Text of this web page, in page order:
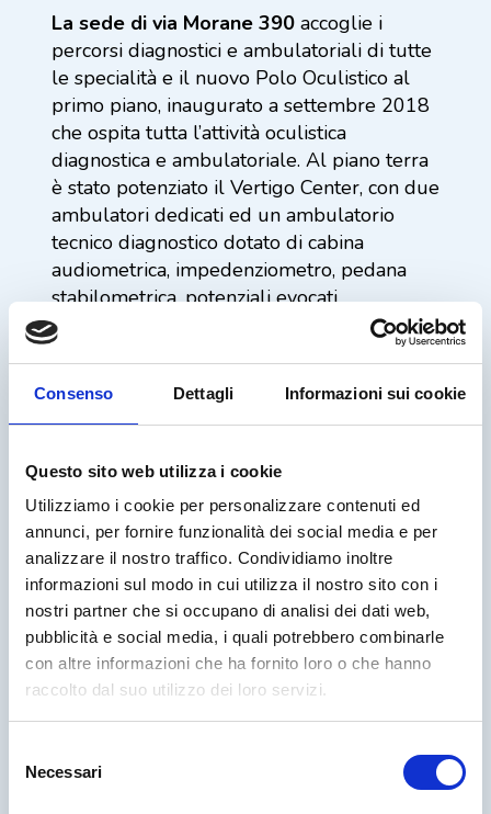
Consenso Dettagli Informazioni sui cookie
Questo sito web utilizza i cookie
Utilizziamo i cookie per personalizzare contenuti ed
annunci, per fornire funzionalità dei social media e per
analizzare il nostro traffico. Condividiamo inoltre
informazioni sul modo in cui utilizza il nostro sito con i
nostri partner che si occupano di analisi dei dati web,
pubblicità e social media, i quali potrebbero combinarle
con altre informazioni che ha fornito loro o che hanno
raccolto dal suo utilizzo dei loro servizi.
delNecessari
La sede di via Morane 390accoglie i
percorsi diagnostici e ambulatoriali di tutte
le specialità e il nuovo Polo Oculistico al
primo piano, inaugurato a settembre 2018
che ospita tutta l’attività oculistica
diagnostica e ambulatoriale. Al piano terra
è stato potenziato il Vertigo Center, con due
ambulatori dedicati ed un ambulatorio
tecnico diagnostico dotato di cabina
audiometrica, impedenziometro, pedana
stabilometrica, potenziali evocati,
audiometro.
Le sedi si trovano aqualche decina di
metri l’una dall’altra
e sono facilmente
raggiungibili dalle uscite autostradali e
pubblici. Sono dotate di ampi parcheggi e
consentono al paziente di muoversi in
agilità senza perdersi tra corridoi e
ascensori.